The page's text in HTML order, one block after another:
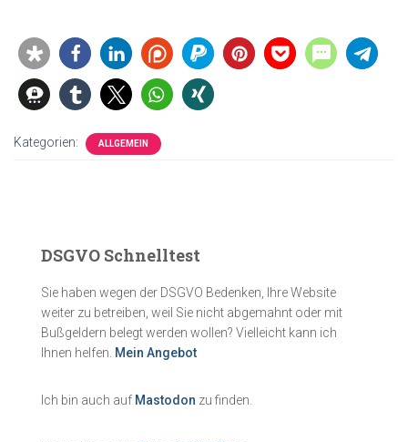
Kategorien: ALLGEMEIN
DSGVO Schnelltest
Sie haben wegen der DSGVO Bedenken, Ihre Website
weiter zu betreiben, weil Sie nicht abgemahnt oder mit
Bußgeldern belegt werden wollen? Vielleicht kann ich
Ihnen helfen. Mein Angebot
Ich bin auch auf Mastodon zu finden.